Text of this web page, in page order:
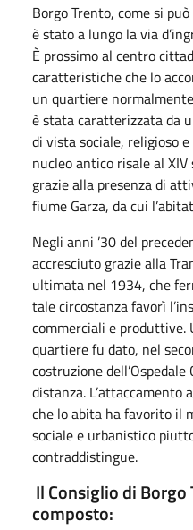
Borgo Trento, come si
è stato a lungo la via
È prossimo al centro
caratteristiche che lo
un quartiere
è stata caratterizzata da
di vista sociale, religioso
nucleo antico risale al
grazie alla presenza di
fiume Garza, da cui
Negli anni ’30 del
accresciuto grazie alla
ultimata nel 1934, che
tale circostanza favorì
commerciali e produttive.
quartiere fu dato, nel
costruzione
distanza.
che lo abita ha favorito il
sociale e urbanistico
contraddistingue.
Il Consiglio di Borgo
composto: